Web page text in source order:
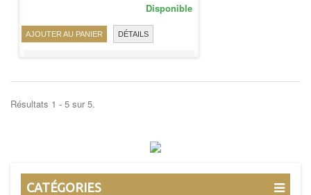
AJOUTER AU PANIER DÉTAILS
Disponible
Résultats 1 - 5 sur 5.
CATÉGORIES